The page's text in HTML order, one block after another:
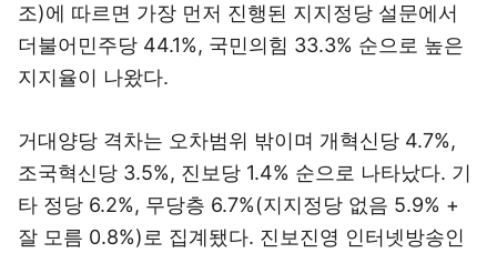
조)에 따르면 가장 먼저 진행된 지지정당 설문에서
더불어민주당 44.1%, 국민의힘 33.3% 순으로 높은
지지율이 나왔다.
거대양당 격차는 오차범위 밖이며 개혁신당 4.7%,
조국혁신당 3.5%, 진보당 1.4% 순으로 나타났다. 기
타 정당 6.2%, 무당층 6.7%(지지정당 없음 5.9% +
잘 모름 0.8%)로 집계됐다. 진보진영 인터넷방송인